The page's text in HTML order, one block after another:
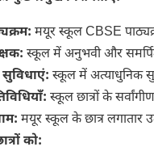
मयूर स्कूल CBSE
स्कूल में अनुभवी और समर्पित
स्कूल में अत्याधुनिक
स्कूल छात्रों के
मयूर स्कूल के छात्र लगातार
को: